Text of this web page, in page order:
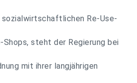
sozialwirtschaftlichen Re-Use-
steht der Regierung bei
mit ihrer langjährigen